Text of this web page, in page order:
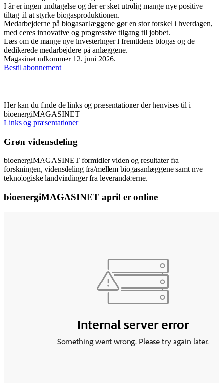
I år er ingen undtagelse og der er sket utrolig mange nye positive
tiltag til at styrke biogasproduktionen.
Medarbejderne på biogasanlæggene gør en stor forskel i hverdagen,
med deres innovative og progressive tilgang til jobbet.
Læs om de mange nye investeringer i fremtidens biogas og de
dedikerede medarbejdere på anlæggene.
Magasinet udkommer 12. juni 2026.
Bestil abonnement
Her kan du finde de links og præsentationer der henvises til i
bioenergiMAGASINET
Links og præsentationer
Grøn vidensdeling
bioenergiMAGASINET formidler viden og resultater fra
forskningen, vidensdeling fra/mellem biogasanlæggene samt nye
teknologiske landvindinger fra leverandørerne.
bioenergiMAGASINET april er online